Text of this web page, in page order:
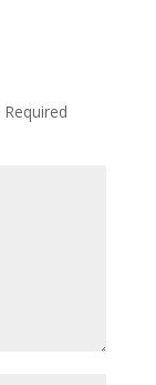
Required